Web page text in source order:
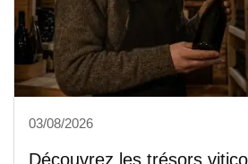
03/08/2026
Découvrez les trésors